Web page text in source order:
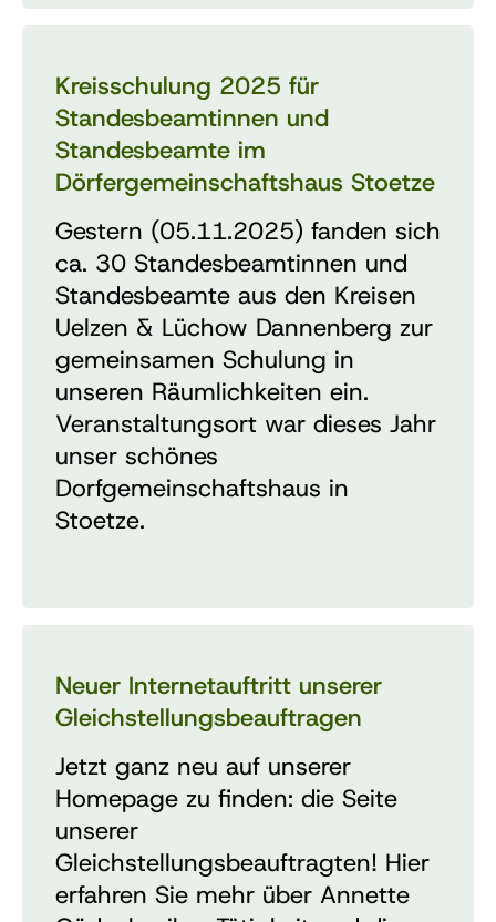
Kreisschulung 2025 für
Standesbeamtinnen und
Standesbeamte im
Dörfergemeinschaftshaus Stoetze
Gestern (05.11.2025) fanden sich
ca. 30 Standesbeamtinnen und
Standesbeamte aus den Kreisen
Uelzen & Lüchow Dannenberg zur
gemeinsamen Schulung in
unseren Räumlichkeiten ein.
Veranstaltungsort war dieses Jahr
unser schönes
Dorfgemeinschaftshaus in
Stoetze.
Neuer Internetauftritt unserer
Gleichstellungsbeauftragen
Jetzt ganz neu auf unserer
Homepage zu finden: die Seite
unserer
Gleichstellungsbeauftragten! Hier
erfahren Sie mehr über Annette